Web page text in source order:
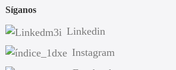
Síganos
Linkedin
Instagram